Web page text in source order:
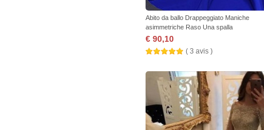
Abito da ballo Drappeggiato Maniche
asimmetriche Raso Una spalla
€ 90,10
( 3 avis )